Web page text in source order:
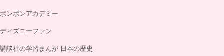
ボンボンアカデミー
ディズニーファン
講談社の学習まんが 日本の歴史